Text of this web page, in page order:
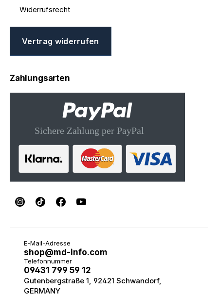
Widerrufsrecht
Vertrag widerrufen
Zahlungsarten
E-Mail-Adresse
shop@md-info.com
Telefonnummer
09431 799 59 12
Gutenbergstraße 1, 92421 Schwandorf,
GERMANY